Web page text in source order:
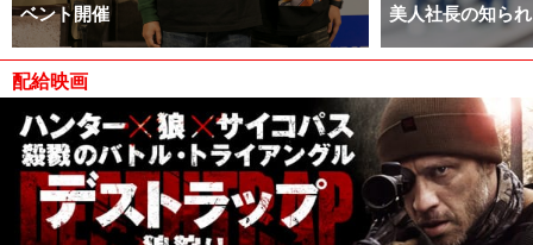
ベント開催
美人社長の知ら
配給映画